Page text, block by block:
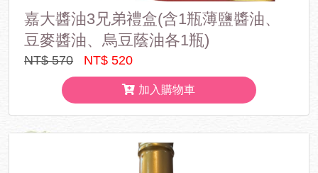
嘉大醬油3兄弟禮盒(含1瓶薄鹽醬油、
豆麥醬油、烏豆蔭油各1瓶)
NT$ 570 NT$ 520
加入購物車